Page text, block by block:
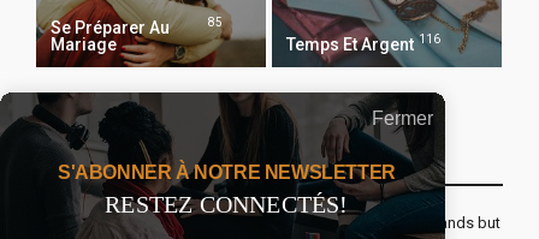
Se Préparer Au
Mariage
85
Temps Et Argent 116
Recevoir Notre Newsletter Chaque Matin
The real voyage of discovery consists not in seeking new lands but
Fermer
S'ABONNER À NOTRE NEWSLETTER
RESTEZ CONNECTÉS!